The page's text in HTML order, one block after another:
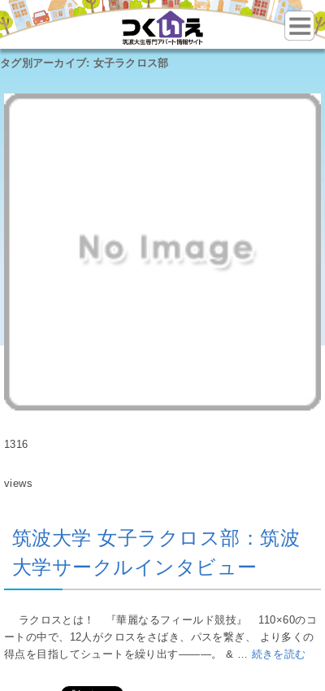
タグ別アーカイブ: 女子ラクロス部
1316
views
筑波大学 女子ラクロス部：筑波
大学サークルインタビュー
ラクロスとは！ 『華麗なるフィールド競技』 110×60のコ
ートの中で、12人がクロスをさばき、パスを繋ぎ、 より多くの
得点を目指してシュートを繰り出す―――。 & … 続きを読む